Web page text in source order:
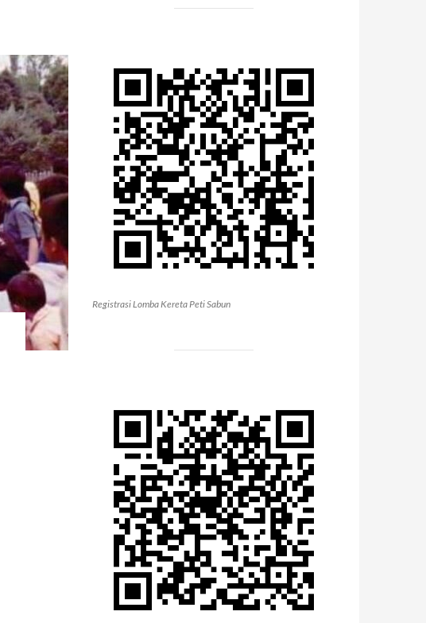
Registrasi Lomba Kereta Peti Sabun